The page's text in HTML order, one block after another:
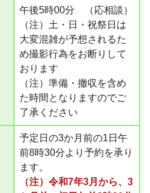
午後5時00分 （応相談）
（注）土・日・祝祭日は
大変混雑が予想されるた
め撮影行為をお断りして
おります
（注）準備・撤収を含め
た時間となりますのでご
了承ください
予定日の3か月前の1日午
前8時30分より予約を承り
ます。
（注） 令和7年3月から、3